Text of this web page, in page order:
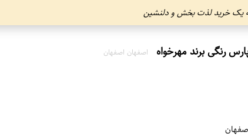
یک خرید لذت بخش و دلنشین
رنگی برند مهرخواه اصفهان اصفهان